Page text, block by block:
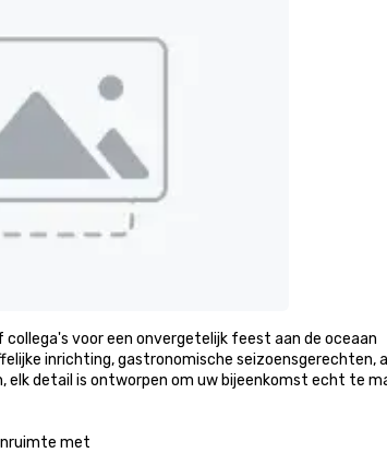
voor een onvergetelijk feest aan de oceaan
inrichting, gastronomische seizoensgerechten,
elk detail is ontworpen om uw bijeenkomst echt te
met